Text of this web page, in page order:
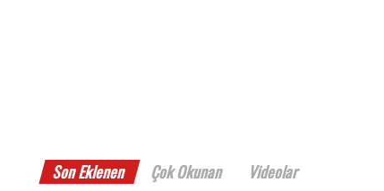
Son Eklenen Çok Okunan Videolar